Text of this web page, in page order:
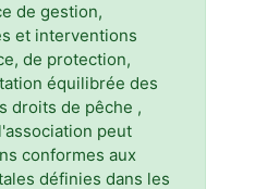
de gestion,
et interventions
de protection,
équilibrée des
droits de pêche ,
peut
conformes aux
définies dans les